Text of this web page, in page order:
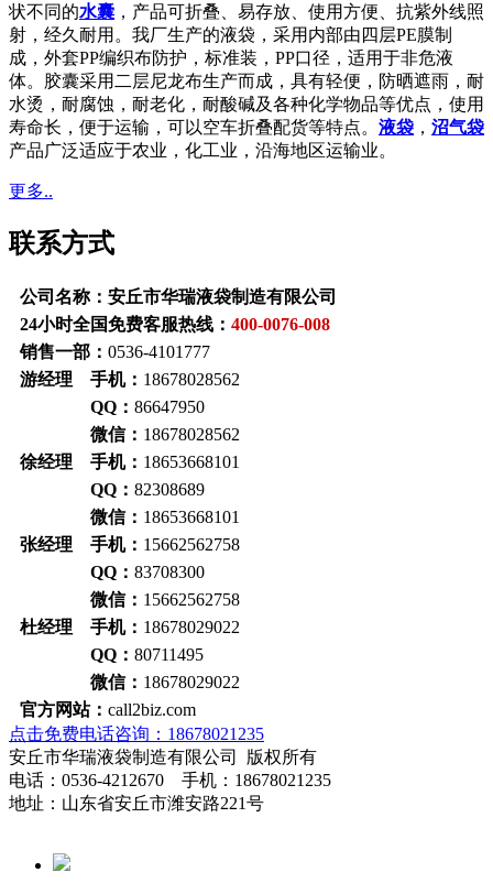
状不同的水囊 ，产品可折叠、易存放、使用方便、抗紫外线照
射，经久耐用。我厂生产的液袋，采用内部由四层PE膜制
成，外套PP编织布防护，标准装，PP口径，适用于非危液
体。胶囊采用二层尼龙布生产而成，具有轻便，防晒遮雨，耐
水烫，耐腐蚀，耐老化，耐酸碱及各种化学物品等优点，使用
寿命长，便于运输，可以空车折叠配货等特点。 液袋 ， 沼气袋
产品广泛适应于农业，化工业，沿海地区运输业。
更多..
联系方式
公司名称：安丘市华瑞液袋制造有限公司
24小时全国免费客服热线： 400-0076-008
销售一部： 0536-4101777
游经理 手机： 18678028562
QQ： 86647950
微信： 18678028562
徐经理 手机： 18653668101
QQ： 82308689
微信： 18653668101
张经理 手机： 15662562758
QQ： 83708300
微信： 15662562758
杜经理 手机： 18678029022
QQ： 80711495
微信： 18678029022
官方网站： call2biz.com
点击免费电话咨询：18678021235
安丘市华瑞液袋制造有限公司 版权所有
电话：0536-4212670 手机：18678021235
地址：山东省安丘市潍安路221号